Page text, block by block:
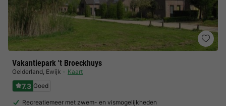
Vakantiepark 't Broeckhuys
Gelderland, Ewijk Kaart
7.3 Goed
Recreatiemeer met zwem- en vismogelijkheden